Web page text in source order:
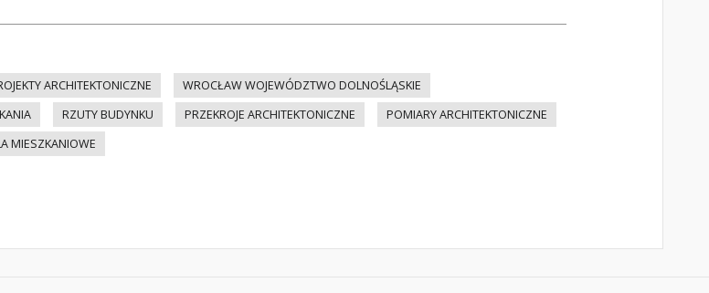
ARCHITEKTONICZNE
WROCŁAW WOJEWÓDZTWO DOLNOŚLĄSKIE
RZUTY BUDYNKU PRZEKROJE ARCHITEKTONICZNE
POMIARY ARCHITEKTONICZNE
MIESZKANIOWE